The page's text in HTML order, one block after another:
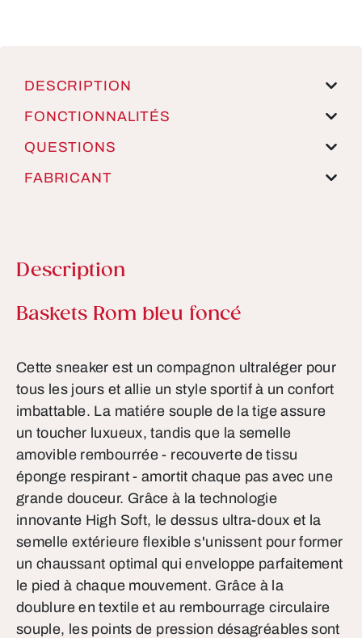
DESCRIPTION
FONCTIONNALITÉS
QUESTIONS
FABRICANT
Description
Informations sur le produit
Baskets Rom bleu foncé
Cette sneaker est un compagnon ultraléger pour
tous les jours et allie un style sportif à un confort
imbattable. La matiére souple de la tige assure
un toucher luxueux, tandis que la semelle
amovible rembourrée - recouverte de tissu
éponge respirant - amortit chaque pas avec une
grande douceur. Grâce à la technologie
innovante High Soft, le dessus ultra-doux et la
semelle extérieure flexible s'unissent pour former
un chaussant optimal qui enveloppe parfaitement
le pied à chaque mouvement. Grâce à la
doublure en textile et au rembourrage circulaire
souple, les points de pression désagréables sont